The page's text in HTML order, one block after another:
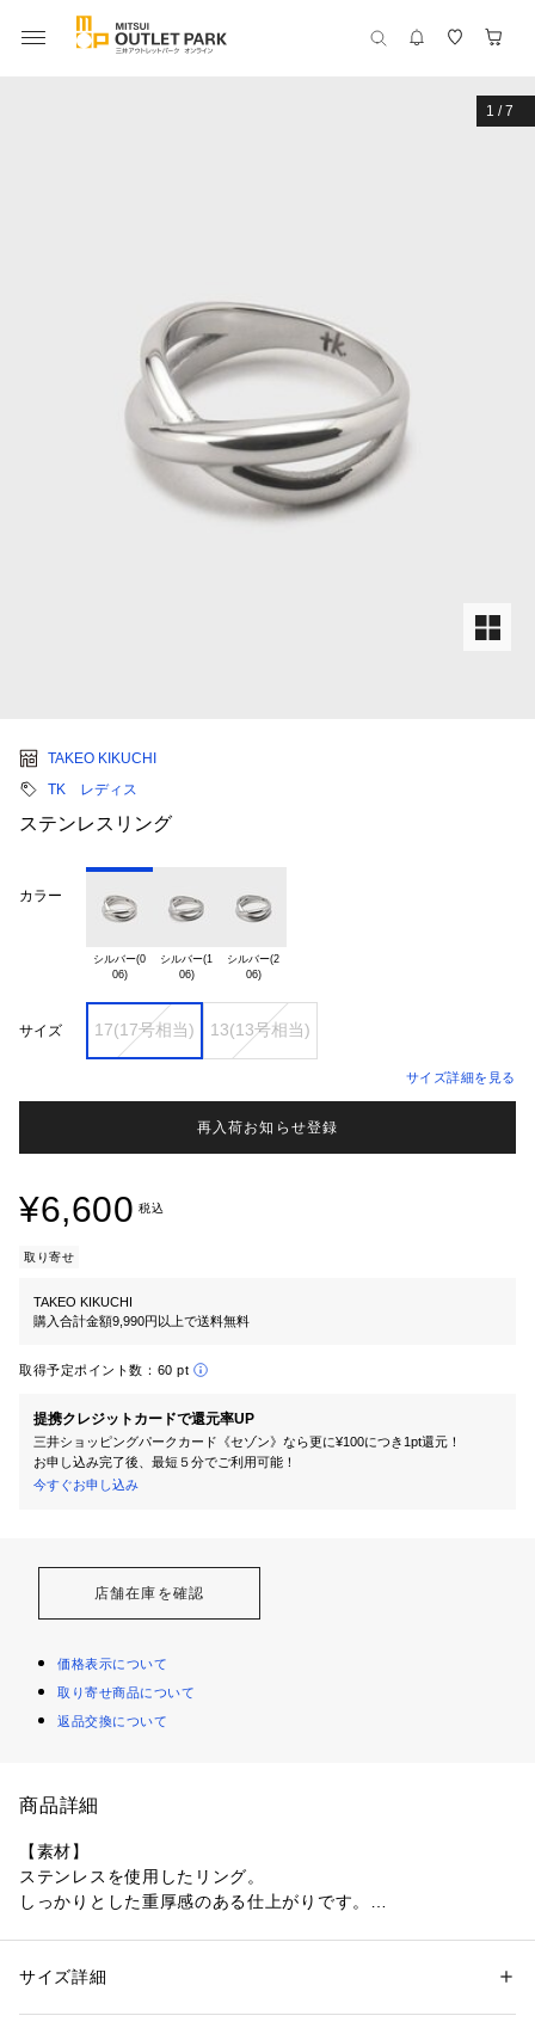
1 /7
TAKEO KIKUCHI
TK レディス
ステンレスリング
カラー
シルバー(0
06)
シルバー(1
06)
シルバー(2
06)
サイズ 17(17号相当) 13(13号相当)
サイズ詳細を見る
再入荷お知らせ登録
¥6,600 税込
取り寄せ
TAKEO KIKUCHI
購入合計金額9,990円以上で送料無料
取得予定ポイント数： 60 pt
提携クレジットカードで還元率UP
三井ショッピングパークカード《セゾン》なら更に¥100につき1pt還元！
お申し込み完了後、最短５分でご利用可能！
今すぐお申し込み
店舗在庫を確認
価格表示について
取り寄せ商品について
返品交換について
商品詳細
【素材】
ステンレスを使用したリング。
しっかりとした重厚感のある仕上がりです。
2つの線を組み合わせたクロスデザイン。
性別：レディース
素材：ステンレス鋼
サイズ詳細